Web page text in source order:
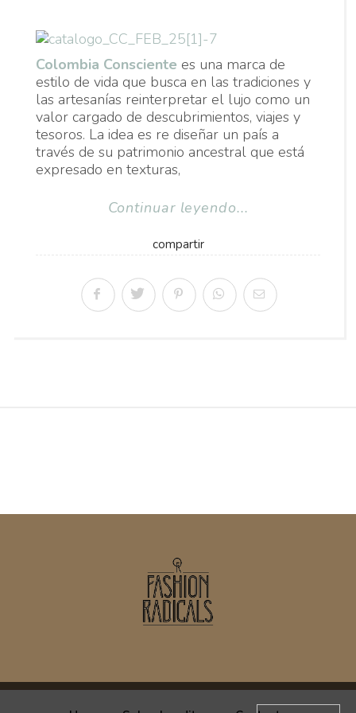
Colombia Consciente es una marca de
estilo de vida que busca en las tradiciones y
las artesanías reinterpretar el lujo como un
valor cargado de descubrimientos, viajes y
tesoros. La idea es re diseñar un país a
través de su patrimonio ancestral que está
expresado en texturas,
Continuar leyendo...
compartir